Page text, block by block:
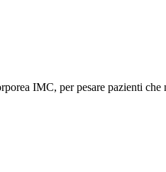
IMC, per pesare pazienti